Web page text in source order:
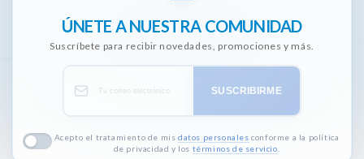
ÚNETE A NUESTRA COMUNIDAD
Suscríbete para recibir novedades, promociones y más.
SUSCRIBIRME
Acepto el tratamiento de mis datos personales conforme a la política
de privacidad y los términos de servicio